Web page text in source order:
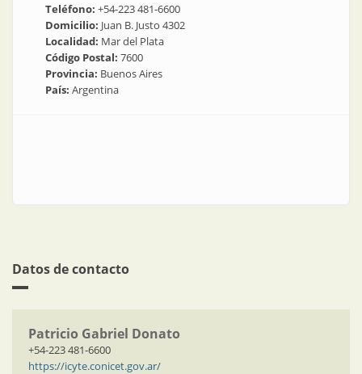
Teléfono: +54-223 481-6600
Domicilio: Juan B. Justo 4302
Localidad: Mar del Plata
Código Postal: 7600
Provincia: Buenos Aires
País: Argentina
Datos de contacto
Patricio Gabriel Donato
+54-223 481-6600
https://icyte.conicet.gov.ar/